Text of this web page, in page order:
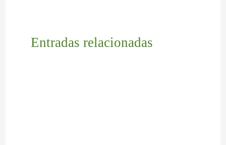
Entradas relacionadas